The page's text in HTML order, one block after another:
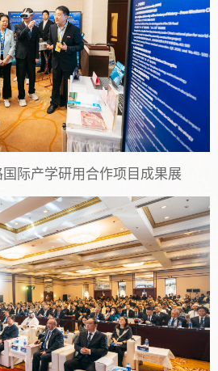
际产学研用合作项目成果展